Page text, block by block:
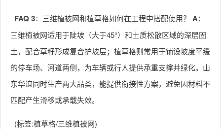
FAQ 3：三维植被网和植草格如何在工程中搭配使用？ A：
三维植被网适用于陡坡（大于45°）和土质松散区域的深层固
土，配合草籽形成复合护坡层；植草格则常用于铺设坡度平缓
的停车场、河道两侧，为车辆或行人提供承重支撑并绿化。山
东华谊同时生产两大品类，能提供衔接性方案，避免因材料不
匹配产生滑移或承载失效。
(标签:植草格/三维植被网)